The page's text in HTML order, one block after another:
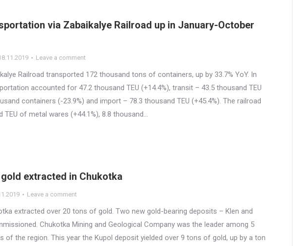
via Zabaikalye Railroad up in January-October
Leave a comment
Railroad transported 172 thousand tons of containers, up by 33.7% YoY. In
accounted for 47.2 thousand TEU (+14.4%), transit – 43.5 thousand TEU
containers (-23.9%) and import – 78.3 thousand TEU (+45.4%). The railroad
TEU of metal wares (+44.1%), 8.8 thousand…
extracted in Chukotka
Leave a comment
extracted over 20 tons of gold. Two new gold-bearing deposits – Klen and
Chukotka Mining and Geological Company was the leader among 5
of the region. This year the Kupol deposit yielded over 9 tons of gold, up by a ton